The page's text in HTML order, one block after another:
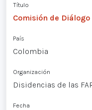
Título
Comisión de Diálogo
País
Colombia
Organización
Disidencias de las
Fecha